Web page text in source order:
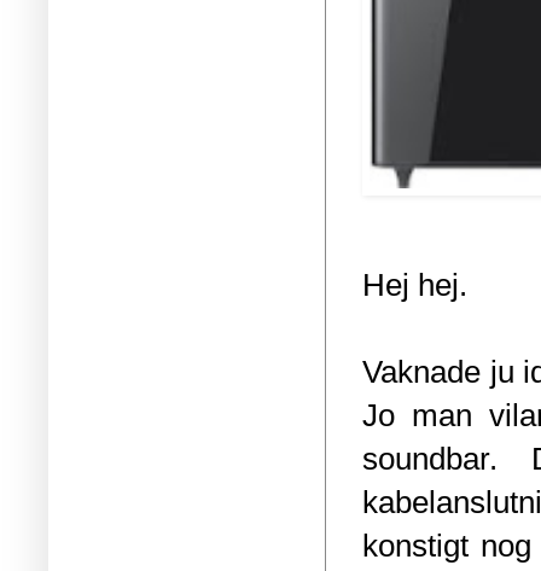
Hej hej.
Vaknade ju
Jo man
soundbar.
konstigt